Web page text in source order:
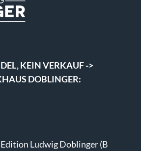
KEIN VERKAUF ->
DOBLINGER:
Ludwig Doblinger (B